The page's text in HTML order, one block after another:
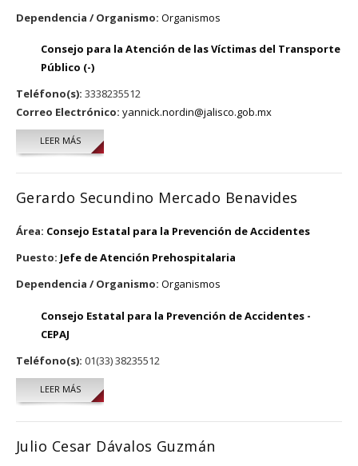
Dependencia / Organismo: Organismos
Consejo para la Atención de las Víctimas del Transporte
Público (-)
Teléfono(s): 3338235512
Correo Electrónico: yannick.nordin@jalisco.gob.mx
LEER MÁSSOBRE YANNICK R. A. NORDÍN SERVÍN
Gerardo Secundino Mercado Benavides
Área: Consejo Estatal para la Prevención de Accidentes
Puesto: Jefe de Atención Prehospitalaria
Dependencia / Organismo: Organismos
Consejo Estatal para la Prevención de Accidentes -
CEPAJ
Teléfono(s): 01(33) 38235512
LEER MÁSSOBRE GERARDO SECUNDINO MERCADO BENAVIDES
Julio Cesar Dávalos Guzmán